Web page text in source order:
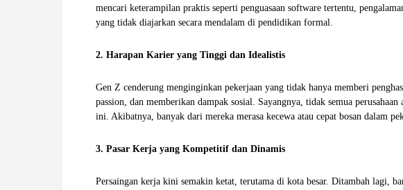
E
W
A
mencari keterampilan praktis seperti penguasaan software tertentu,
yang tidak diajarkan secara mendalam di pendidikan formal.
2. Harapan Karier yang Tinggi dan Idealistis
Gen Z cenderung menginginkan pekerjaan yang tidak hanya memberi
passion, dan memberikan dampak sosial. Sayangnya, tidak semua
ini. Akibatnya, banyak dari mereka merasa kecewa atau cepat bosan dalam
3. Pasar Kerja yang Kompetitif dan Dinamis
Persaingan kerja kini semakin ketat, terutama di kota besar. Ditambah lagi,